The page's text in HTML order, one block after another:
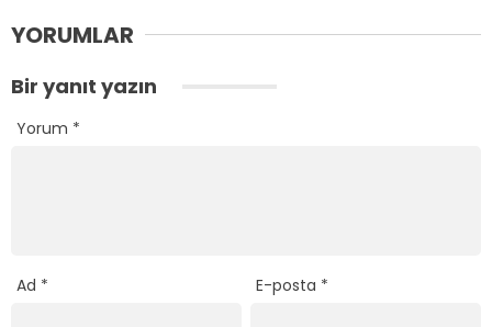
YORUMLAR
Bir yanıt yazın
Yorum *
Ad * E-posta *